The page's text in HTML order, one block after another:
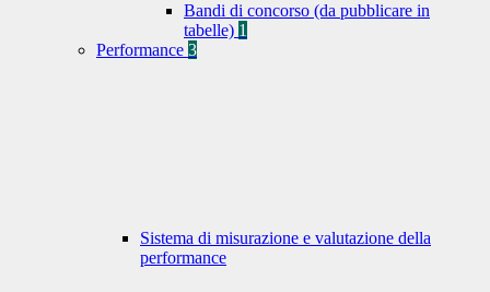
Bandi di concorso (da pubblicare in
tabelle) 1
Performance 3
Sistema di misurazione e valutazione della
performance